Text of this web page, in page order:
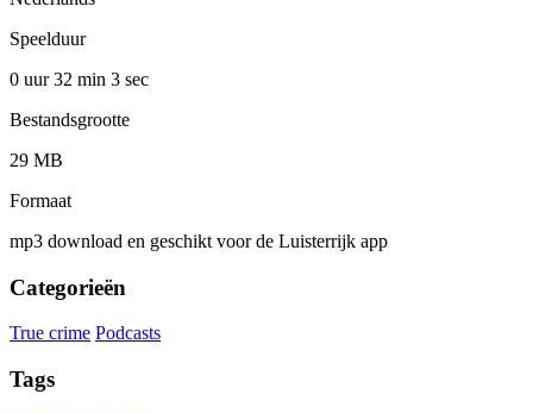
Speelduur
0 uur 32 min 3 sec
Bestandsgrootte
29 MB
Formaat
mp3 download en geschikt voor de Luisterrijk app
Categorieën
True crime Podcasts
Tags